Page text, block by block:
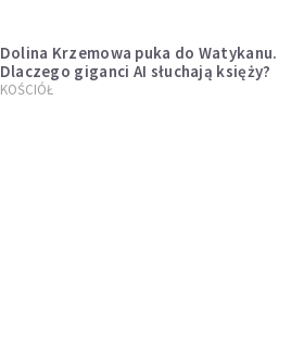
Dolina Krzemowa puka do Watykanu.
Dlaczego giganci AI słuchają księży?
KOŚCIÓŁ